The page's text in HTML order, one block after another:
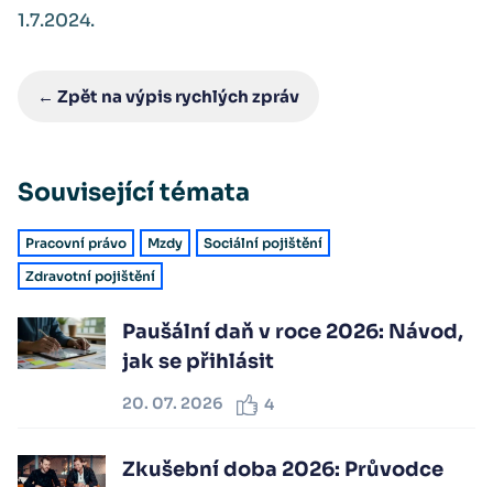
1.7.2024.
← Zpět na výpis rychlých zpráv
Související témata
Pracovní právo Mzdy
Sociální pojištění
Zdravotní pojištění
Paušální daň v roce 2026: Návod,
jak se přihlásit
20. 07. 2026 4
Zkušební doba 2026: Průvodce